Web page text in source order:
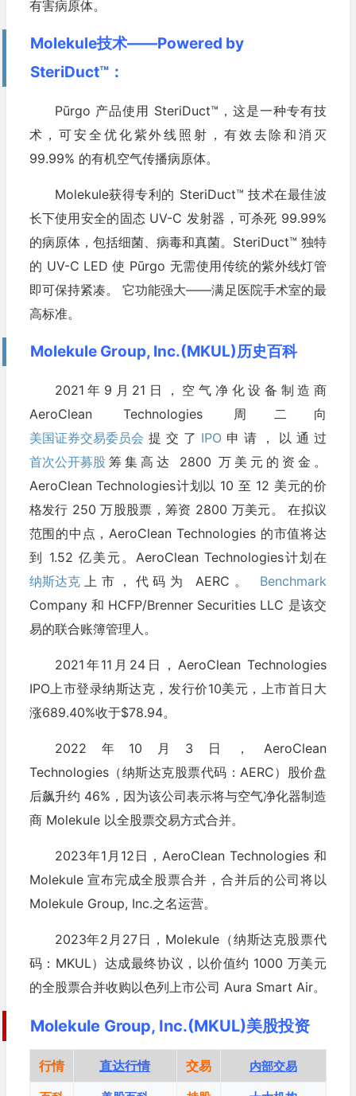
有害病原体。
Molekule技术——Powered by
SteriDuct™：
Pūrgo 产品使用 SteriDuct™，这是一种专有技
术，可安全优化紫外线照射，有效去除和消灭
99.99% 的有机空气传播病原体。
Molekule获得专利的 SteriDuct™ 技术在最佳波
长下使用安全的固态 UV-C 发射器，可杀死 99.99%
的病原体，包括细菌、病毒和真菌。SteriDuct™ 独特
的 UV-C LED 使 Pūrgo 无需使用传统的紫外线灯管
即可保持紧凑。 它功能强大——满足医院手术室的最
高标准。
Molekule Group, Inc.(MKUL)历史百科
2021年9月21日，空气净化设备制造商
AeroClean Technologies 周二向
美国证券交易委员会 提交了 IPO申请，以通过
首次公开募股 筹集高达 2800 万美元的资金。
AeroClean Technologies计划以 10 至 12 美元的价
格发行 250 万股股票，筹资 2800 万美元。 在拟议
范围的中点，AeroClean Technologies 的市值将达
到 1.52 亿美元。AeroClean Technologies计划在
纳斯达克上市，代码为 AERC。 Benchmark
Company 和 HCFP/Brenner Securities LLC 是该交
易的联合账簿管理人。
2021年11月24日，AeroClean Technologies
IPO上市登录纳斯达克，发行价10美元，上市首日大
涨689.40%收于$78.94。
2022年10月3日，AeroClean
Technologies（纳斯达克股票代码：AERC）股价盘
后飙升约 46%，因为该公司表示将与空气净化器制造
商 Molekule 以全股票交易方式合并。
2023年1月12日，AeroClean Technologies 和
Molekule 宣布完成全股票合并，合并后的公司将以
Molekule Group, Inc.之名运营。
2023年2月27日，Molekule（纳斯达克股票代
码：MKUL）达成最终协议，以价值约 1000 万美元
的全股票合并收购以色列上市公司 Aura Smart Air。
Molekule Group, Inc.(MKUL)美股投资
行情 直达行情 交易 内部交易